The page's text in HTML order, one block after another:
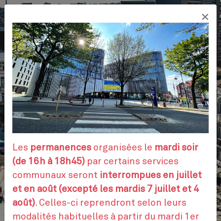
Aller
contenu
principal
VOS DÉMARCHES
RENDEZ-VOUS
CONTACTEZ-NOUS
FR
×
Les permanences organisées le mardi soir
(de 16h à 18h45) par certains services
communaux seront interrompues en juillet
et en août (excepté les mardis 7 juillet et 4
août). Celles-ci reprendront selon leurs
modalités habituelles à partir du mardi 1er